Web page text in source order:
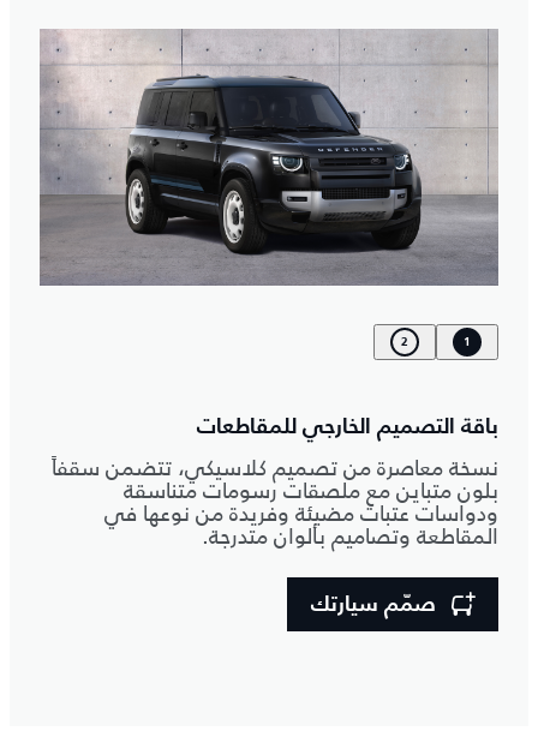
1
2
باقة التصميم الخارجي للمقاطعات
نسخة معاصرة من تصميم كلاسيكي، تتضمن سقفاً
بلون متباين مع ملصقات رسومات متناسقة
ودواسات عتبات مضيئة وفريدة من نوعها في
المقاطعة وتصاميم بألوان متدرجة.
صمّم سيارتك